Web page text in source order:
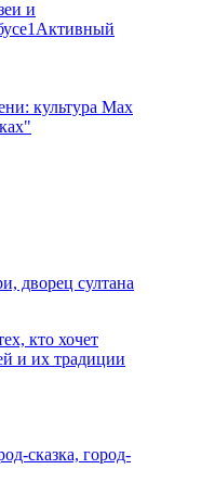
и
1 Активный
дворец султана
кто хочет
и их традиции